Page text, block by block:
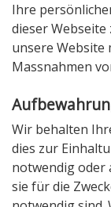
Ihre
dieser
unsere Website
Massnahmen
Wir behalten
dies zur
notwendig oder
sie für die